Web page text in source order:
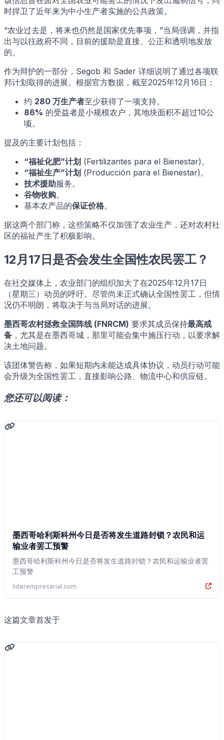
时捍卫了近年来为中小生产者实施的公共政策。
“农业过去是，将来也仍然是国家优先事项，”当局强调，并指
出与以往政府不同，目前的援助是直接、公正和透明地发放
的。
作为辩护的一部分，Segob 和 Sader 详细说明了通过各项联
邦计划取得的进展。根据官方数据，截至2025年12月16日：
约 280 万生产者至少获得了一项支持。
86% 的受益者是小规模农户，其地块面积不超过10公
顷。
提及的主要计划包括：
“福祉化肥”计划 (Fertilizantes para el Bienestar)。
“福祉生产”计划 (Producción para el Bienestar)。
技术援助服务。
谷物收购。
基本农产品的保证价格。
据这两个部门称，这些策略不仅加强了农业生产，还对农村社
区的福祉产生了积极影响。
12月17日是否会发生全国性农民罢工？
在社交媒体上，农业部门的组织加大了在2025年12月17日
（星期三）动员的呼吁。尽管尚未正式确认全国性罢工，但情
况仍不明朗，将取决于与当局对话的进展。
墨西哥农村拯救全国阵线 (FNRCM) 要求其成员保持最高戒
备 ，尤其是在墨西哥城，那里可能会集中施压行动，以要求解
决土地问题。
该团体警告称，如果短期内未能达成具体协议，动员行动可能
会升级为全国性罢工，直接影响公路、物流中心和供应链。
您还可以阅读：
墨西哥哈利斯科州今日是否将发生道路封锁？农民和运
输业者罢工预警
墨西哥哈利斯科州今日是否将发生道路封锁？农民和运输业者罢
工预警
liderempresarial.com
这篇文章首发于